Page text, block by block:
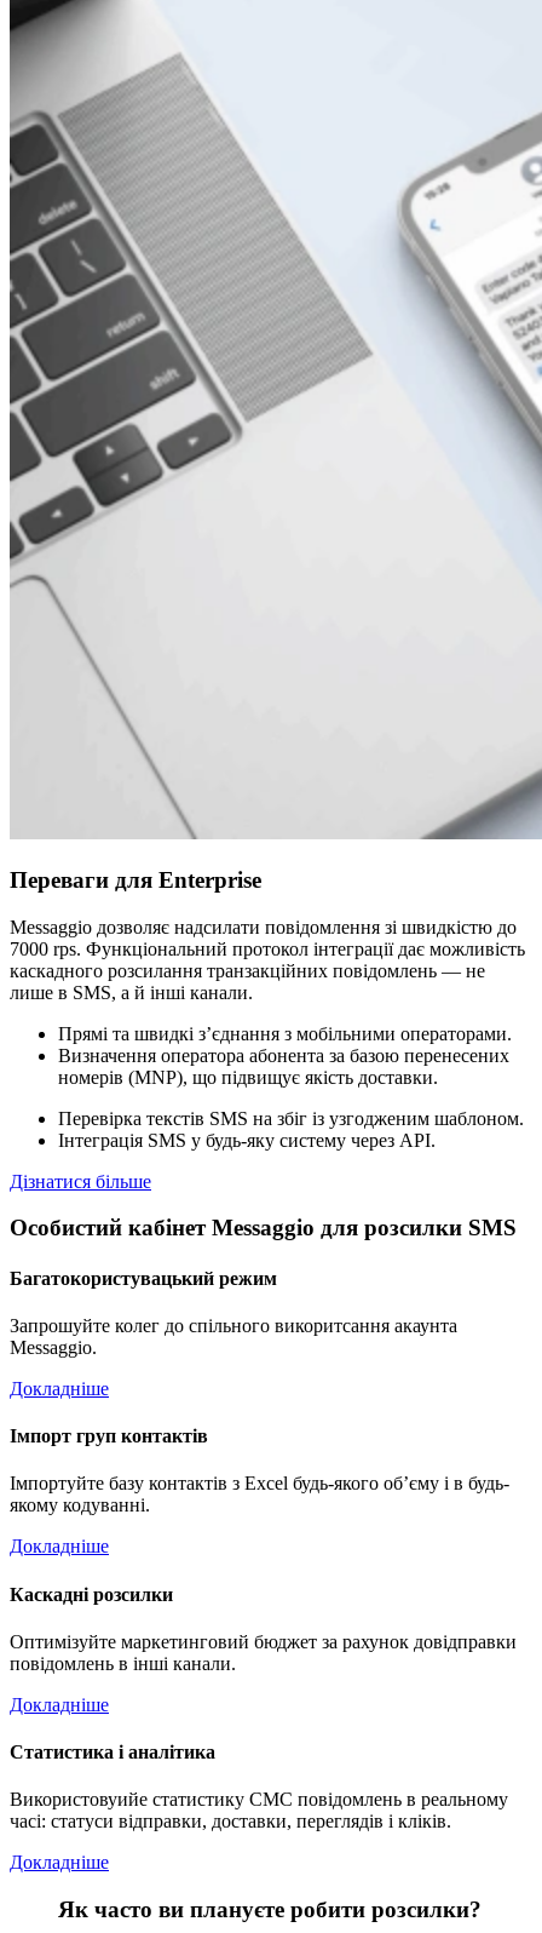
Переваги для Enterprise
Messaggio дозволяє надсилати повідомлення зі швидкістю до
7000 rps. Функціональний протокол інтеграції дає можливість
каскадного розсилання транзакційних повідомлень — не
лише в SMS, а й інші канали.
Прямі та швидкі з’єднання з мобільними операторами.
Визначення оператора абонента за базою перенесених
номерів (MNP), що підвищує якість доставки.
Перевірка текстів SMS на збіг із узгодженим шаблоном.
Інтеграція SMS у будь-яку систему через API.
Дізнатися більше
Особистий кабінет Messaggio для розсилки SMS
Багатокористувацький режим
Запрошуйте колег до спільного викоритсання акаунта
Messaggio.
Докладніше
Імпорт груп контактів
Імпортуйте базу контактів з Excel будь-якого об’єму і в будь-
якому кодуванні.
Докладніше
Каскадні розсилки
Оптимізуйте маркетинговий бюджет за рахунок довідправки
повідомлень в інші канали.
Докладніше
Статистика і аналітика
Використовуийе статистику СМС повідомлень в реальному
часі: статуси відправки, доставки, переглядів і кліків.
Докладніше
Як часто ви плануєте робити розсилки?